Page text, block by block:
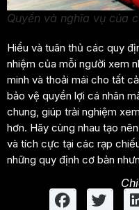
Quyền và nghĩa vụ của
Hiểu và tuân thủ các quy
nhiệm của mỗi người xem
minh và thoải mái cho tất
bảo vệ quyền lợi cá nhân
chung, giúp trải nghiệm
hơn. Hãy cùng nhau tạo
và tích cực tại các rạp
những quy định cơ bản